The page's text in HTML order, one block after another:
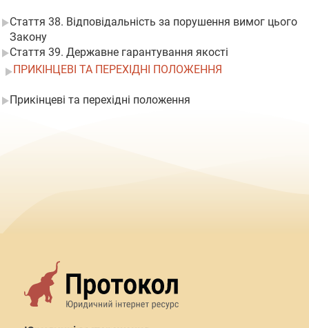
Стаття 38. Відповідальність за порушення вимог цього
Закону
Стаття 39. Державне гарантування якості
ПРИКІНЦЕВІ ТА ПЕРЕХІДНІ ПОЛОЖЕННЯ
Прикінцеві та перехідні положення